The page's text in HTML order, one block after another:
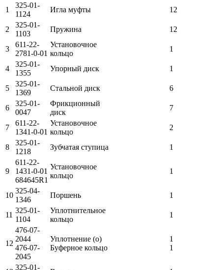
1
325-01-
1124
Игла муфты 12
2
325-01-
1103
Пружина 12
3
611-22-
2781-0-01
Установочное
кольцо
1
4
325-01-
1355
Упорный диск 1
5
325-01-
1369
Стальной диск 6
6
325-01-
0047
Фрикционный
диск
7
7
611-22-
1341-0-01
Установочное
кольцо
2
8
325-01-
1218
Зубчатая ступица 1
9
611-22-
1431-0-01
684645R1
Установочное
кольцо
1
10
325-04-
1346
Поршень 1
11
325-01-
1104
Уплотнительное
кольцо
1
12
476-07-
2044
476-07-
2045
Уплотнение (о)
Буферное кольцо
1
1
325-01-